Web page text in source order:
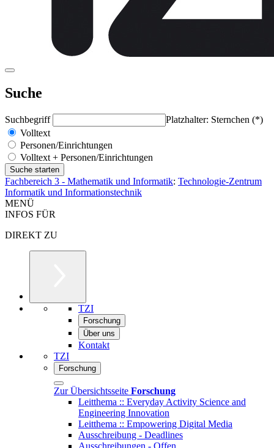
Suche
Suchbegriff
Platzhalter: Sternchen (*)
Volltext
Personen/Einrichtungen
Volltext + Personen/Einrichtungen
Fachbereich 3 - Mathematik und Informatik: Technologie-Zentrum
Informatik und Informationstechnik
MENÜ
INFOS FÜR
DIREKT ZU
TZI
Forschung
Über uns
Kontakt
TZI
Forschung
Zur Übersichtsseite Forschung
Leitthema :: Everyday Activity Science and
Engineering Innovation
Leitthema :: Empowering Digital Media
Ausschreibung - Deadlines
Ausschreibungen - Offen